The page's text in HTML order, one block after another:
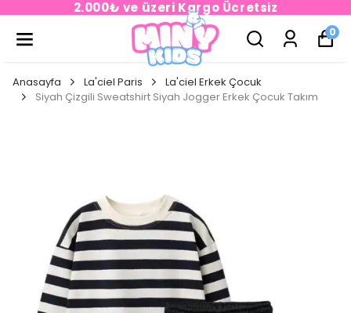
2.000₺ ve üzeri Kargo Ücretsiz
0
Anasayfa La'ciel Paris
La'ciel Erkek Çocuk
Siyah Çizgili Sweatshirt Siyah Jogger Erkek Çocuk Takım